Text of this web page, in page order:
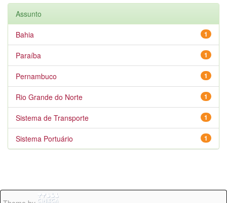
Assunto
1
Bahia
1
Paraíba
1
Pernambuco
1
Rio Grande do Norte
1
Sistema de Transporte
1
Sistema Portuário